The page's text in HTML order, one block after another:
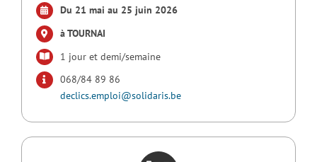
Du 21 mai au 25 juin 2026
à TOURNAI
1 jour et demi/semaine
068/84 89 86
declics.emploi@solidaris.be